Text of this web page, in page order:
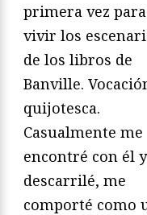
primera vez para
vivir los
de los libros de
Banville.
quijotesca.
Casualmente me
encontré con él y
descarrilé, me
comporté como